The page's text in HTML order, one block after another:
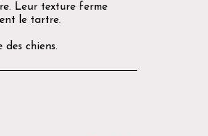
Leur texture ferme
le tartre.
chiens.